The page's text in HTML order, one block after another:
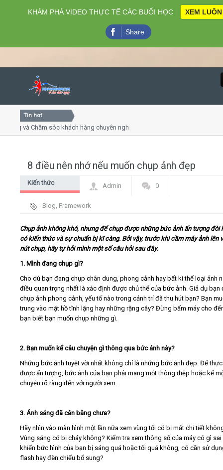
Close
Home
Giới thiệu
Video
Liên hệ - Đăng ký
Tìm kiếm
Tin hot
và Chăm sóc khách hàng chuyên nghiệp
8 điều nên nhớ nếu muốn chụp ảnh đẹp
Kiến thức
Admin 0
Blog, Framework
Chụp ảnh không khó, nhưng để chụp được những bức ảnh ấn tượng đòi
có kiến thức và sự chuẩn bị kĩ càng. Bởi vậy, trước khi cầm máy ảnh lên
nút chụp, hãy tự hỏi mình một số câu hỏi sau đây.
1. Mình đang chụp gì?
Cho dù bạn đang chụp chân dung, phong cảnh hay bất kì thể loại ảnh
điều quan trọng nhất là xác định được chủ thể của bức ảnh. Giả dụ bạn
chụp ảnh phong cảnh, yếu tố nào trong cảnh trí đã thu hút bạn? Bạn
trung vào mặt hồ tĩnh lặng hay những rặng cây? Đừng bấm máy cho
bạn biết bạn muốn chụp những gì.
2. Bạn muốn kể câu chuyện gì thông qua bức ảnh này?
Những bức ảnh tuyệt vời nhất không chỉ là những bức ảnh đẹp. Để
được ấn tượng, bức ảnh của bạn phải mang một thông điệp hoặc kể
chuyện rõ ràng đến với người xem.
3. Ánh sáng đã cân bằng chưa?
Hãy nhìn vào màn hình một lần nữa xem vùng tối có bị mất chi tiết
Vùng sáng có bị cháy không? Kiểm tra xem thông số của máy có gì sai
khiến bức hình của bạn bị sáng quá hoặc tối quá không, có cần sử
flash hay đèn chiếu bổ sung?
KHÁM PHÁ VIDEO THỰC TẾ CÁC BUỔI HỌC XEM LUÔN
Share